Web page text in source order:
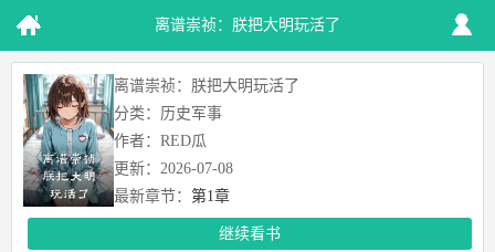
离谱崇祯：朕把大明玩活了
离谱崇祯：朕把大明玩活了
分类：历史军事
作者：RED瓜
更新：2026-07-08
最新章节：第1章
继续看书